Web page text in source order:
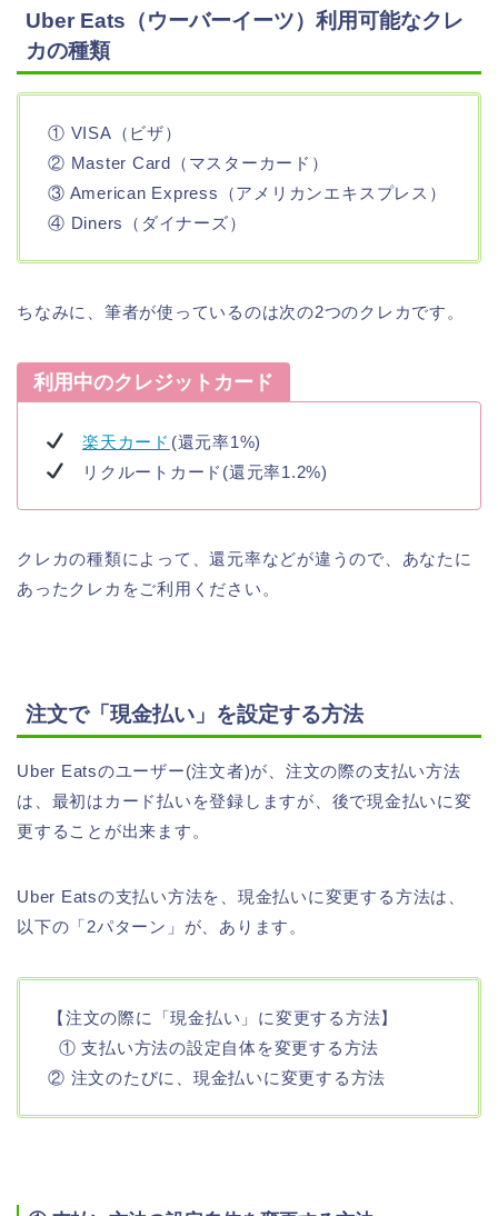
Uber Eats（ウーバーイーツ）利用可能なクレ
カの種類
① VISA（ビザ）
② Master Card（マスターカード）
③ American Express（アメリカンエキスプレス）
④ Diners（ダイナーズ）
ちなみに、筆者が使っているのは次の2つのクレカです。
利用中のクレジットカード
楽天カード (還元率1%)
リクルートカード(還元率1.2%)
クレカの種類によって、還元率などが違うので、あなたに
あったクレカをご利用ください。
注文で「現金払い」を設定する方法
Uber Eatsのユーザー(注文者)が、注文の際の支払い方法
は、最初はカード払いを登録しますが、後で現金払いに変
更することが出来ます。
Uber Eatsの支払い方法を、現金払いに変更する方法は、
以下の「2パターン」が、あります。
【注文の際に「現金払い」に変更する方法】
① 支払い方法の設定自体を変更する方法
② 注文のたびに、現金払いに変更する方法